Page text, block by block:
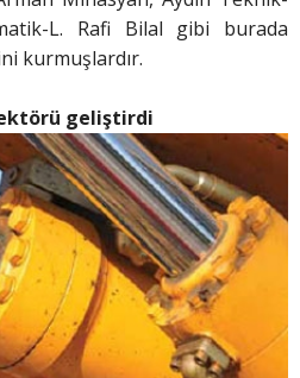
L. Rafi Bilal gibi burada
kurmuşlardır.
geliştirdi